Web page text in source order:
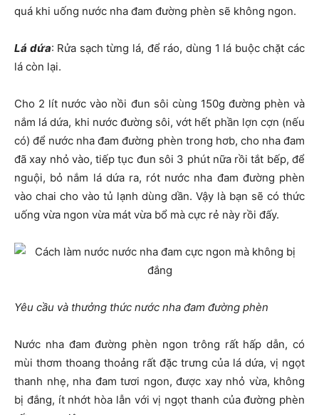
quá khi uống nước nha đam đường phèn sẽ không ngon.
Lá dứa: Rửa sạch từng lá, để ráo, dùng 1 lá buộc chặt các
lá còn lại.
Cho 2 lít nước vào nồi đun sôi cùng 150g đường phèn và
nắm lá dứa, khi nước đường sôi, vớt hết phần lợn cợn (nếu
có) để nước nha đam đường phèn trong hơb, cho nha đam
đã xay nhỏ vào, tiếp tục đun sôi 3 phút nữa rồi tắt bếp, để
nguội, bỏ nắm lá dứa ra, rót nước nha đam đường phèn
vào chai cho vào tủ lạnh dùng dần. Vậy là bạn sẽ có thức
uống vừa ngon vừa mát vừa bổ mà cực rẻ này rồi đấy.
Yêu cầu và thưởng thức nước nha đam đường phèn
Nước nha đam đường phèn ngon trông rất hấp dẫn, có
mùi thơm thoang thoảng rất đặc trưng của lá dứa, vị ngọt
thanh nhẹ, nha đam tươi ngon, được xay nhỏ vừa, không
bị đắng, ít nhớt hòa lẫn với vị ngọt thanh của đường phèn